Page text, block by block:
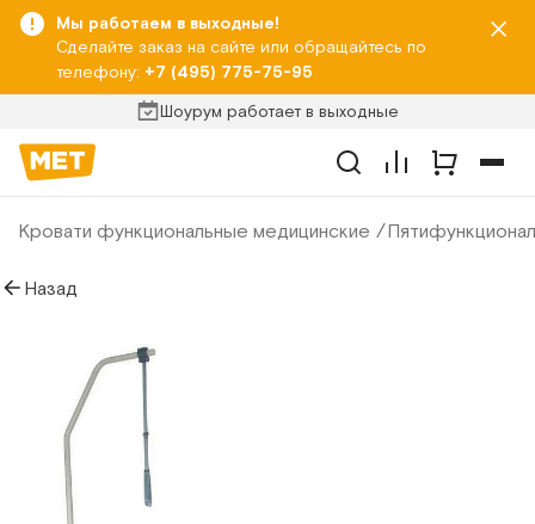
Мы работаем в выходные!
Сделайте заказ на сайте или обращайтесь по
телефону: +7 (495) 775-75-95
Шоурум работает в выходные
Кровати функциональные медицинские
Назад